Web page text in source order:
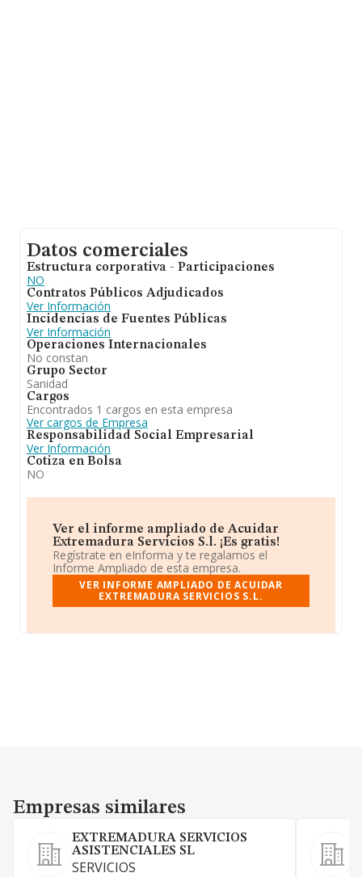
Datos comerciales
Estructura corporativa - Participaciones
NO
Contratos Públicos Adjudicados
Ver Información
Incidencias de Fuentes Públicas
Ver Información
Operaciones Internacionales
No constan
Grupo Sector
Sanidad
Cargos
Encontrados 1 cargos en esta empresa
Ver cargos de Empresa
Responsabilidad Social Empresarial
Ver Información
Cotiza en Bolsa
NO
Ver el informe ampliado de Acuidar
Extremadura Servicios S.l. ¡Es gratis!
Regístrate en eInforma y te regalamos el
Informe Ampliado de esta empresa.
VER INFORME AMPLIADO DE ACUIDAR
EXTREMADURA SERVICIOS S.L.
Empresas similares
Empresas similares
EXTREMADURA SERVICIOS
ASISTENCIALES SL
SERVICIOS